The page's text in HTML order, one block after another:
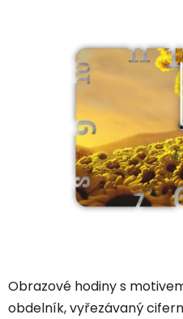
Obrazové hodiny s
obdelník, vyřezávaný